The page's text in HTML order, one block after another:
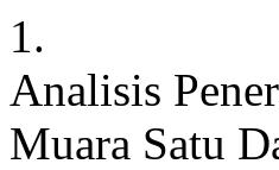
1.
Analisis
Muara Satu